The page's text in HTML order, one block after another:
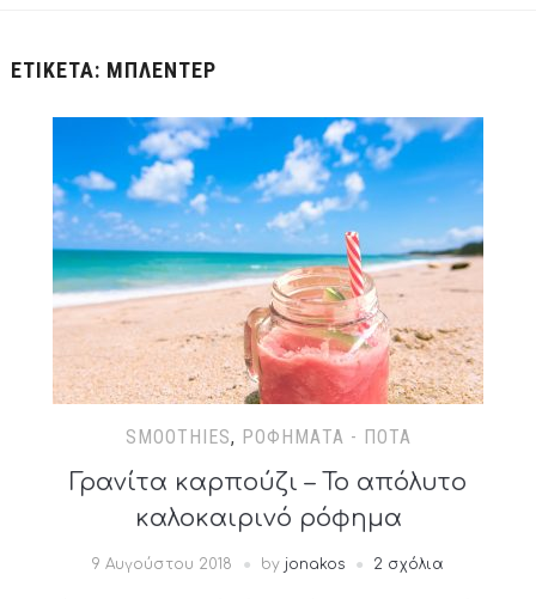
ΕΤΙΚΈΤΑ: ΜΠΛΈΝΤΕΡ
SMOOTHIES, ΡΟΦΉΜΑΤΑ - ΠΟΤΆ
Γρανίτα καρπούζι – Το απόλυτο
καλοκαιρινό ρόφημα
9 Αυγούστου 2018 by jonakos 2 σχόλια